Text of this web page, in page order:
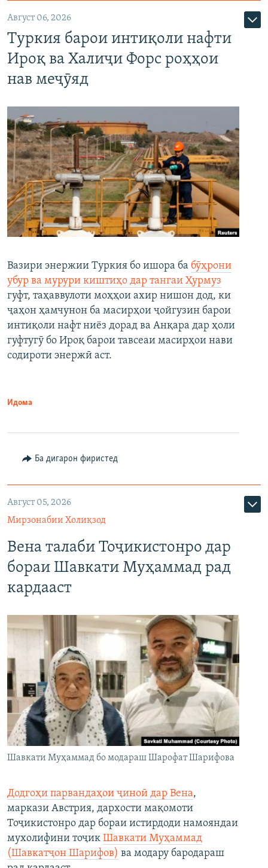
Август 06, 2026
Туркия барои интиқоли нафти
Ироқ ва Халиҷи Форс роҳҳои
нав меҷӯяд
Вазири энержии Туркия бо ишора ба бӯҳрони
убур ва мурури киштиҳо дар тангаи Ҳурмуз
гуфт, таҳаввулоти моҳҳои ахир нишон дод, ки
ҷаҳон ҳамчунон ба масирҳои ҷойгузин барои
интиқоли нафт ниёз дорад ва Анқара дар ҳоли
гуфтугӯ бо Ироқ барои тавсеаи масирҳои нави
содироти энержӣ аст.
Идома
Ба дигарон фиристед
Август 05, 2026
Мирзонабии Холиқзод
Вена талаби Тоҷикистонро дар
бораи Шавкати Муҳаммад рад
кардааст
Шавкати Муҳаммад бо модараш Шарофат Шарифова
Додгоҳи парвандаҳои ҷиноӣ дар Вена,
маркази Австрия, дархости мақомоти
Тоҷикистонро дар бораи истирдоди намояндаи
мухолифини тоҷик Шавкати Муҳаммад
(Шавкатҷон Шарифов) ва модару бародараш